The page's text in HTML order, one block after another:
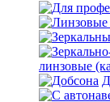
линзовые